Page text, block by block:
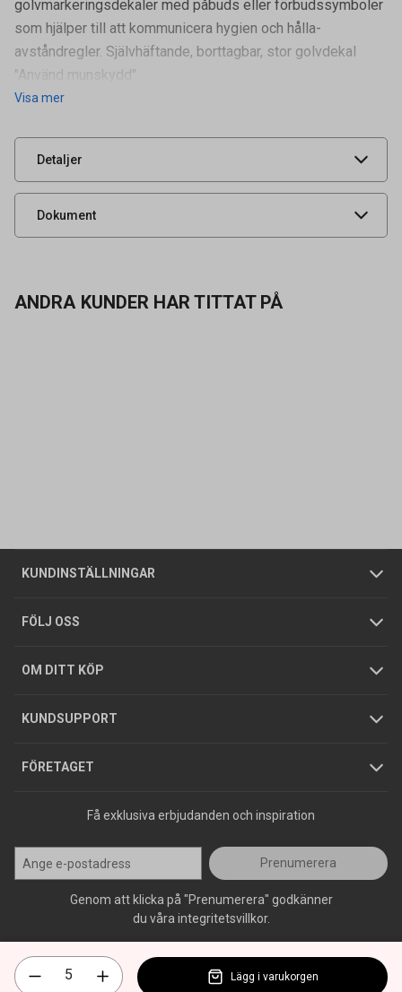
golvmarkeringsdekaler med påbuds eller förbudssymboler
som hjälper till att kommunicera hygien och hålla-
avståndregler. Självhäftande, borttagbar, stor golvdekal
"Använd munskydd"
Visa mer
Detaljer
Artikelnummer
Leverantörens
UNSPSC 55121614
Dokument
Produktdatablad
ANDRA KUNDER HAR TITTAT PÅ
KUNDINSTÄLLNINGAR
Företagskund / Privatkund
FÖLJ OSS
OM DITT KÖP
Allmänna försäljningsvillkor
Integritetspolicy
GDPR
KUNDSUPPORT
Butiker
Foldrar och kataloger
Köpguider
Varumärken
FÖRETAGET
Om oss
Tjänster
Hållbarhet
Jobba hos oss
Press
Få exklusiva erbjudanden och inspiration
Prenumerera
Genom att klicka på "Prenumerera" godkänner
du våra integritetsvillkor.
Lägg i varukorgen